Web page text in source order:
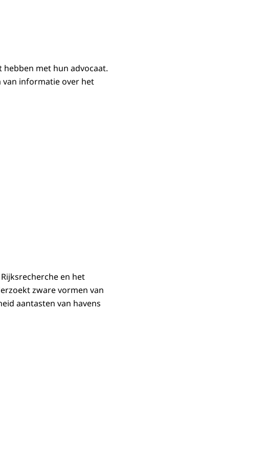
met hun advocaat.
van informatie over het
en het
zware vormen van
aantasten van havens